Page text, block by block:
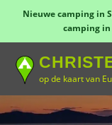
Nieuwe camping in
camping
inhoud
op de kaart van
TOON KAART!